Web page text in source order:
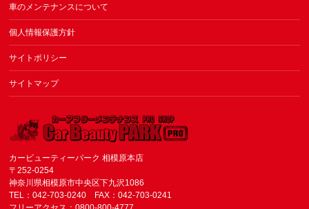
車のメンテナンスについて
個人情報保護方針
サイトポリシー
サイトマップ
カービューティーパーク 相模原本店
〒252-0254
神奈川県相模原市中央区下九沢1086
TEL：042-703-0240 FAX：042-703-0241